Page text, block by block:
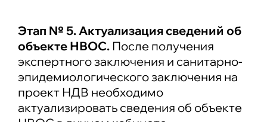
Этап № 5. Актуализация сведений об
объекте НВОС. После получения
экспертного заключения и санитарно-
эпидемиологического заключения на
проект НДВ необходимо
актуализировать сведения об объекте